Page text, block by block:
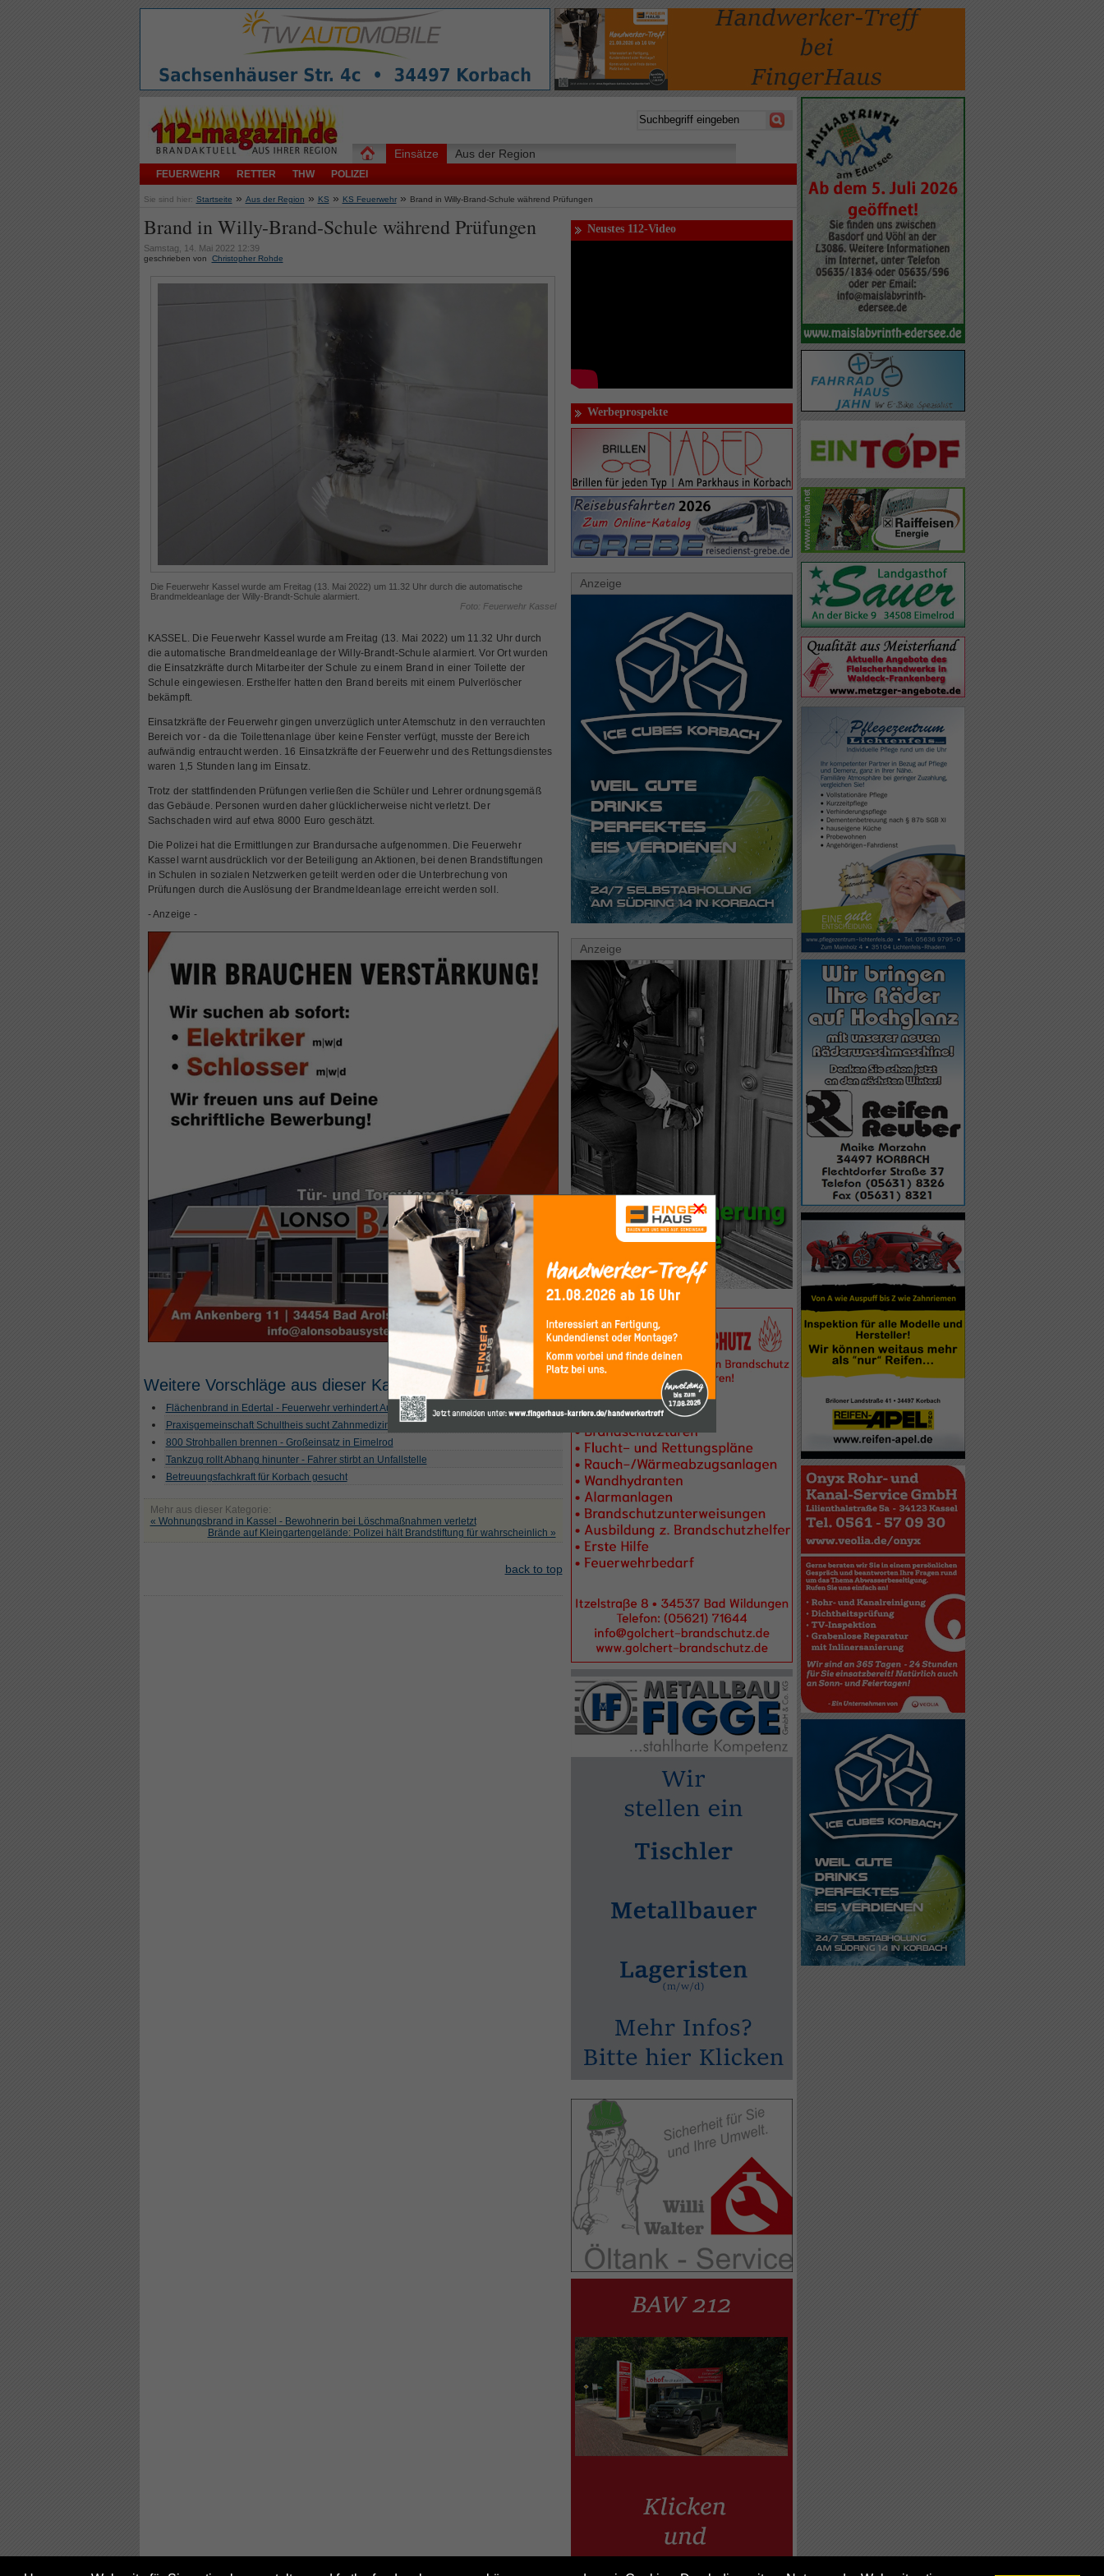
Einsätze
FEUERWEHR RETTER THW POLIZEI
Aus der Region
Sie sind hier: Startseite » Aus der Region » KS » KS Feuerwehr » Brand in Willy-Brand-Schule während Prüfungen
Brand in Willy-Brand-Schule während Prüfungen
Samstag, 14. Mai 2022 12:39
geschrieben von Christopher Rohde
Die Feuerwehr Kassel wurde am Freitag (13. Mai 2022) um 11.32 Uhr durch die automatische
Brandmeldeanlage der Willy-Brandt-Schule alarmiert.
Foto: Feuerwehr Kassel
KASSEL. Die Feuerwehr Kassel wurde am Freitag (13. Mai 2022) um 11.32 Uhr durch
die automatische Brandmeldeanlage der Willy-Brandt-Schule alarmiert. Vor Ort wurden
die Einsatzkräfte durch Mitarbeiter der Schule zu einem Brand in einer Toilette der
Schule eingewiesen. Ersthelfer hatten den Brand bereits mit einem Pulverlöscher
bekämpft.
Einsatzkräfte der Feuerwehr gingen unverzüglich unter Atemschutz in den verrauchten
Bereich vor - da die Toilettenanlage über keine Fenster verfügt, musste der Bereich
aufwändig entraucht werden. 16 Einsatzkräfte der Feuerwehr und des Rettungsdienstes
waren 1,5 Stunden lang im Einsatz.
Trotz der stattfindenden Prüfungen verließen die Schüler und Lehrer ordnungsgemäß
das Gebäude. Personen wurden daher glücklicherweise nicht verletzt. Der
Sachschaden wird auf etwa 8000 Euro geschätzt.
Die Polizei hat die Ermittlungen zur Brandursache aufgenommen. Die Feuerwehr
Kassel warnt ausdrücklich vor der Beteiligung an Aktionen, bei denen Brandstiftungen
in Schulen in sozialen Netzwerken geteilt werden oder die Unterbrechung von
Prüfungen durch die Auslösung der Brandmeldeanlage erreicht werden soll.
- Anzeige -
Weitere Vorschläge aus dieser Kategorie
Flächenbrand in Edertal - Feuerwehr verhindert Ausbreitung
Praxisgemeinschaft Schultheis sucht Zahnmedizinische Fachangestellte
800 Strohballen brennen - Großeinsatz in Eimelrod
Tankzug rollt Abhang hinunter - Fahrer stirbt an Unfallstelle
Betreuungsfachkraft für Korbach gesucht
Mehr aus dieser Kategorie:
« Wohnungsbrand in Kassel - Bewohnerin bei Löschmaßnahmen verletzt
Brände auf Kleingartengelände: Polizei hält Brandstiftung für wahrscheinlich »
back to top
Neustes 112-Video
Werbeprospekte
Anzeige
Anzeige
×